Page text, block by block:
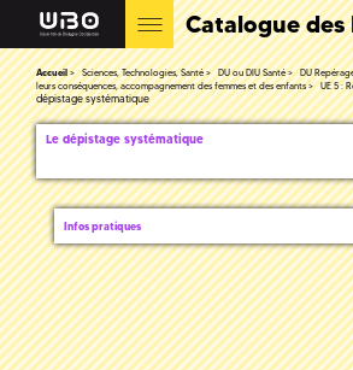
Catalogue
Accueil Sciences, Technologies, Santé DU ou DIU Santé
DU
leurs conséquences, accompagnement des femmes et des enfants
UE 5 :
dépistage systématique
Le dépistage systématique
Infos pratiques